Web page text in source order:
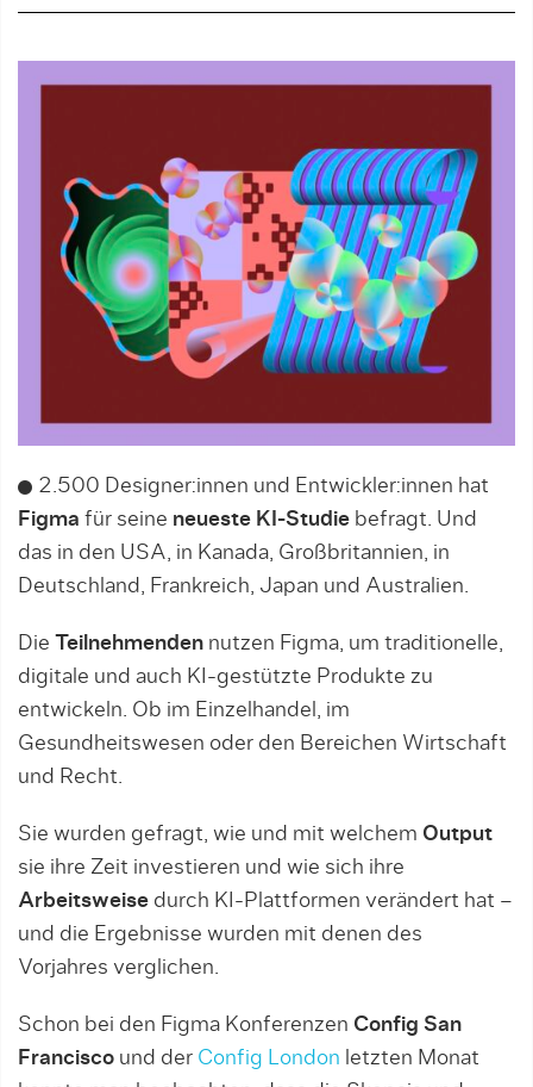
2.500 Designer:innen und Entwickler:innen hat
Figma für seine neueste KI-Studie befragt. Und
das in den USA, in Kanada, Großbritannien, in
Deutschland, Frankreich, Japan und Australien.
Die Teilnehmenden nutzen Figma, um traditionelle,
digitale und auch KI-gestützte Produkte zu
entwickeln. Ob im Einzelhandel, im
Gesundheitswesen oder den Bereichen Wirtschaft
und Recht.
Sie wurden gefragt, wie und mit welchem Output
sie ihre Zeit investieren und wie sich ihre
Arbeitsweise durch KI-Plattformen verändert hat –
und die Ergebnisse wurden mit denen des
Vorjahres verglichen.
Schon bei den Figma Konferenzen Config San
Francisco und der Config London letzten Monat